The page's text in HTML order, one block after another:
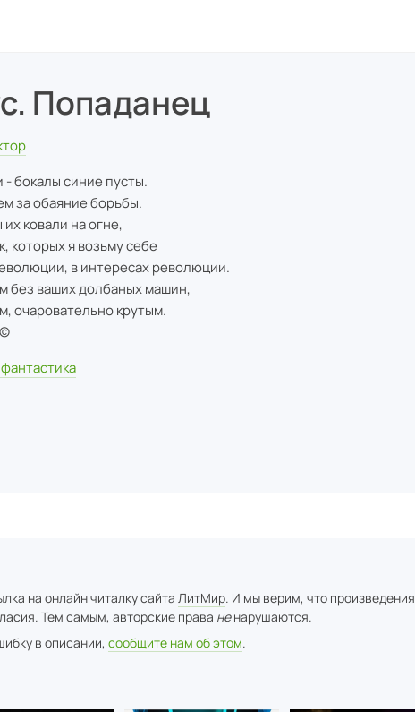
Попаданец
- бокалы синие пусты.
за обаяние борьбы.
ковали на огне,
которых я возьму себе
в интересах революции.
без ваших долбаных машин,
очаровательно крутым.
на онлайн читалку сайта ЛитМир. И мы верим, что произведения
Тем самым, авторские права ненарушаются.
в описании, сообщите нам об этом.